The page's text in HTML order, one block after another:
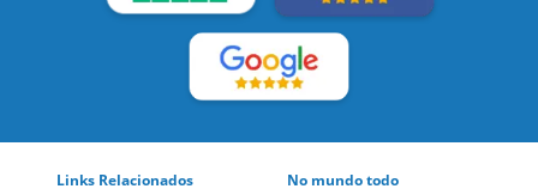
Sobre nós
PORTUGAL